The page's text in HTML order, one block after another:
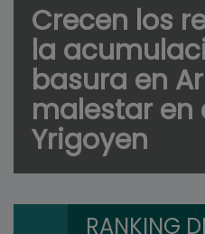
Crecen los
la
basura en
malestar en
Yrigoyen
RANKING